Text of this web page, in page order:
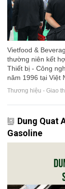
Vietfood &
thường niên kết
Thiết bị - Công
năm 1996 tại Việt
Thương hiệu - Giao
Dung Quat
Gasoline